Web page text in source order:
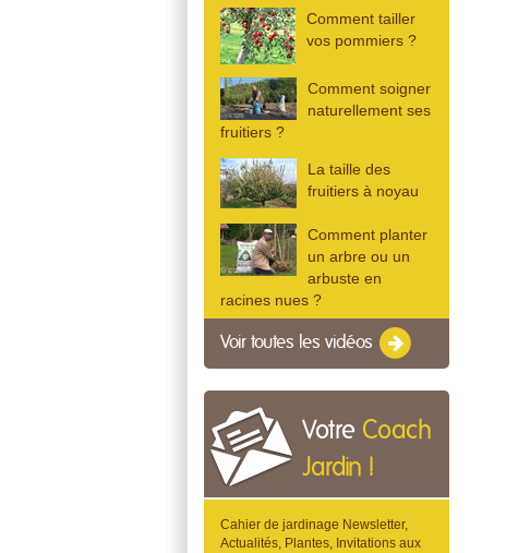
Comment tailler
vos pommiers ?
Comment soigner
naturellement ses
fruitiers ?
La taille des
fruitiers à noyau
Comment planter
un arbre ou un
arbuste en
racines nues ?
Voir toutes les vidéos
Votre Coach
Jardin !
Cahier de jardinage Newsletter,
Actualités, Plantes, Invitations aux